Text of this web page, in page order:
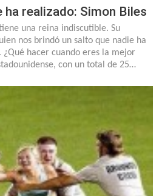
ha realizado: Simon Biles
una reina indiscutible. Su
nos brindó un salto que nadie ha
hacer cuando eres la mejor
con un total de 25…